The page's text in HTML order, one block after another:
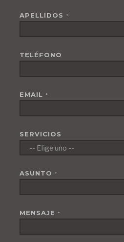
APELLIDOS *
TELÉFONO
EMAIL *
SERVICIOS
ASUNTO *
MENSAJE *